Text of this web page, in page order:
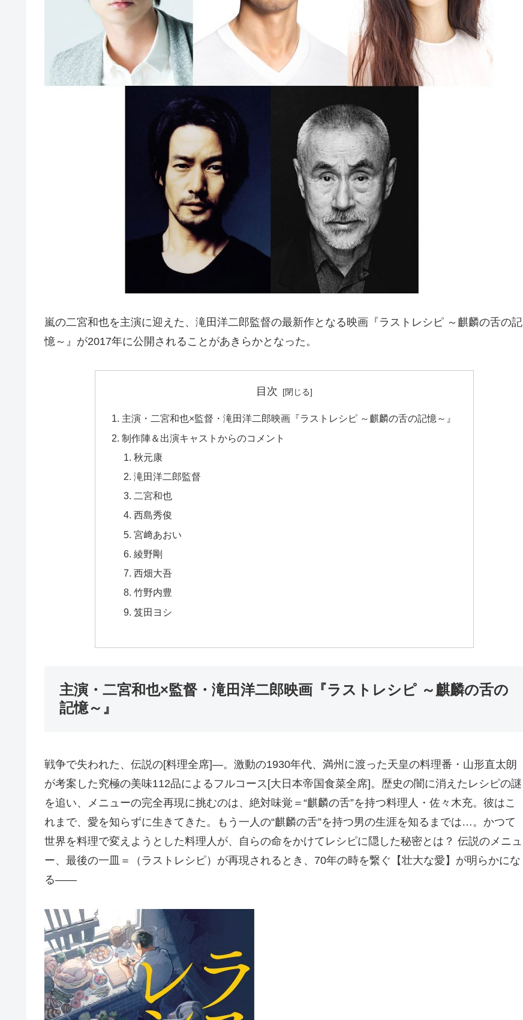
嵐の二宮和也を主演に迎えた、滝田洋二郎監督の最新作となる映画『ラストレシピ ～麒麟の舌の記
憶～』が2017年に公開されることがあきらかとなった。
目次
主演・二宮和也×監督・滝田洋二郎映画『ラストレシピ ～麒麟の舌の記憶～』
制作陣＆出演キャストからのコメント
秋元康
滝田洋二郎監督
二宮和也
西島秀俊
宮﨑あおい
綾野剛
西畑大吾
竹野内豊
笈田ヨシ
主演・二宮和也×監督・滝田洋二郎映画『ラストレシピ ～麒麟の舌の
記憶～』
戦争で失われた、伝説の[料理全席]―。激動の1930年代、満州に渡った天皇の料理番・山形直太朗
が考案した究極の美味112品によるフルコース[大日本帝国食菜全席]。歴史の闇に消えたレシピの謎
を追い、メニューの完全再現に挑むのは、絶対味覚＝“麒麟の舌”を持つ料理人・佐々木充。彼はこ
れまで、愛を知らずに生きてきた。もう一人の“麒麟の舌”を持つ男の生涯を知るまでは…。かつて
世界を料理で変えようとした料理人が、自らの命をかけてレシピに隠した秘密とは？ 伝説のメニュ
ー、最後の一皿＝（ラストレシピ）が再現されるとき、70年の時を繋ぐ【壮大な愛】が明らかにな
る――